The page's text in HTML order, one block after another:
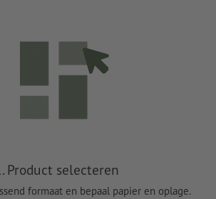
Product selecteren
formaat en bepaal papier en oplage.